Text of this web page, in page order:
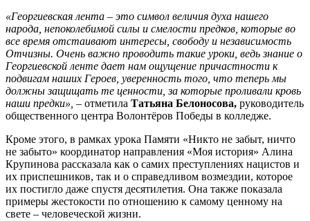
«Георгиевская лента – это символ величия духа нашего
народа, непоколебимой силы и смелости предков, которые во
все время отстаивают интересы, свободу и независимость
Отчизны. Очень важно проводить такие уроки, ведь знание о
Георгиевской ленте дает нам ощущение причастности к
подвигам наших Героев, уверенность того, что теперь мы
должны защищать те ценности, за которые проливали кровь
наши предки», – отметила Татьяна Белоносова, руководитель
общественного центра Волонтёров Победы в колледже.
Кроме этого, в рамках урока Памяти «Никто не забыт, ничто
не забыто» координатор направления «Моя история» Алина
Крупинова рассказала как о самих преступлениях нацистов и
их приспешников, так и о справедливом возмездии, которое
их постигло даже спустя десятилетия. Она также показала
примеры жестокости по отношению к самому ценному на
свете – человеческой жизни.